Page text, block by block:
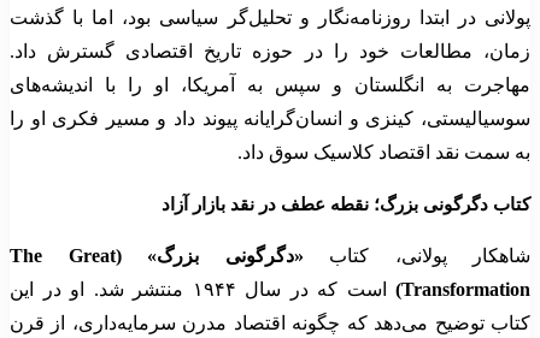
پولانی در ابتدا روزنامه‌نگار و تحلیل‌گر سیاسی بود، اما با گذشت
زمان، مطالعات خود را در حوزه تاریخ اقتصادی گسترش داد.
مهاجرت به انگلستان و سپس به آمریکا، او را با اندیشه‌های
سوسیالیستی، کینزی و انسان‌گرایانه پیوند داد و مسیر فکری او را
به سمت نقد اقتصاد کلاسیک سوق داد.
کتاب دگرگونی بزرگ؛ نقطه عطف در نقد بازار آزاد
شاهکار پولانی، کتاب
«دگرگونی بزرگ» (The Great
Transformation)
است که در سال ۱۹۴۴ منتشر شد. او در این
کتاب توضیح می‌دهد که چگونه اقتصاد مدرن سرمایه‌داری، از قرن